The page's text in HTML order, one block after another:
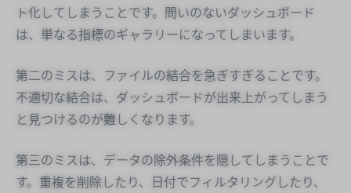
ト化してしまうことです。問いのないダッシュボード
は、単なる指標のギャラリーになってしまいます。
第二のミスは、ファイルの結合を急ぎすぎることです。
不適切な結合は、ダッシュボードが出来上がってしまう
と見つけるのが難しくなります。
第三のミスは、データの除外条件を隠してしまうことで
す。重複を削除したり、日付でフィルタリングしたり、